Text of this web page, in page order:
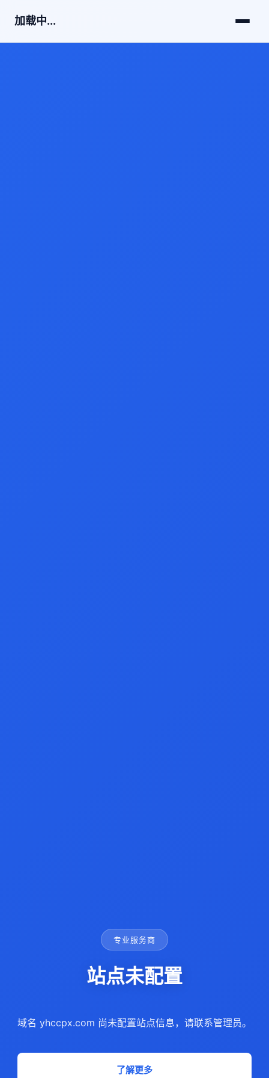
加载中...
专业服务商
站点未配置
域名 yhccpx.com 尚未配置站点信息，请联系管理员。
了解更多